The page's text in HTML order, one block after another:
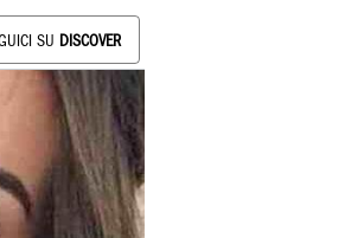
SU DISCOVER